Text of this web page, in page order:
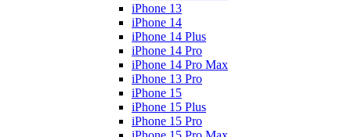
iPhone 13
iPhone 14
iPhone 14 Plus
iPhone 14 Pro
iPhone 14 Pro Max
iPhone 13 Pro
iPhone 15
iPhone 15 Plus
iPhone 15 Pro